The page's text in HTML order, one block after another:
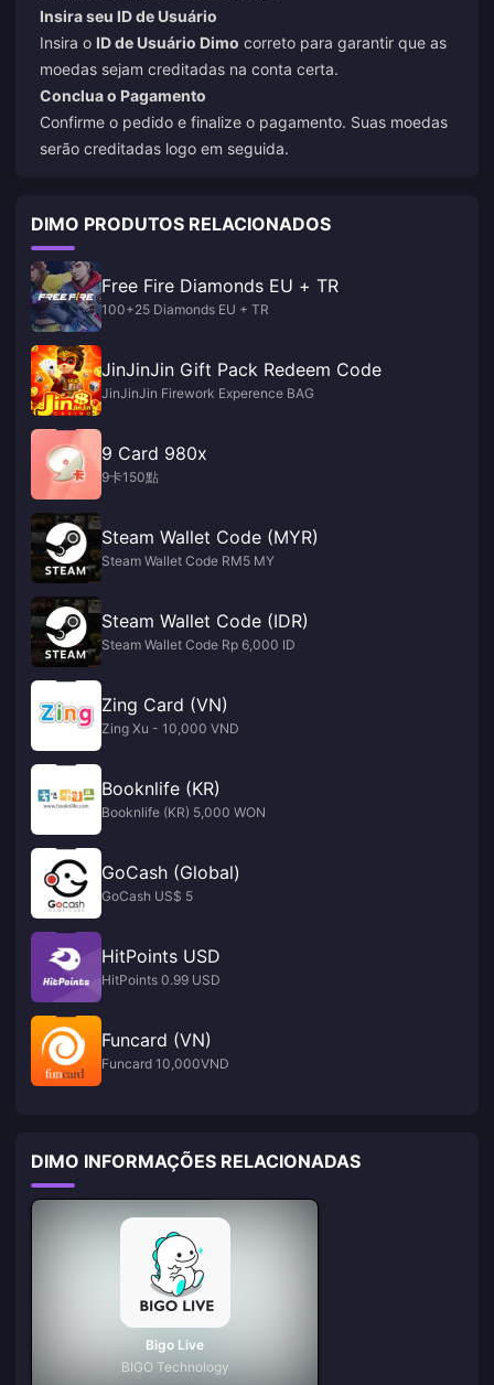
Insira seu ID de Usuário
Insira o ID de Usuário Dimo correto para garantir que as
moedas sejam creditadas na conta certa.
Conclua o Pagamento
Confirme o pedido e finalize o pagamento. Suas moedas
serão creditadas logo em seguida.
DIMO PRODUTOS RELACIONADOS
Free Fire Diamonds EU + TR
100+25 Diamonds EU + TR
JinJinJin Gift Pack Redeem Code
JinJinJin Firework Experence BAG
9 Card 980x
9卡150點
Steam Wallet Code (MYR)
Steam Wallet Code RM5 MY
Steam Wallet Code (IDR)
Steam Wallet Code Rp 6,000 ID
Zing Card (VN)
Zing Xu - 10,000 VND
Booknlife (KR)
Booknlife (KR) 5,000 WON
GoCash (Global)
GoCash US$ 5
HitPoints USD
HitPoints 0.99 USD
Funcard (VN)
Funcard 10,000VND
DIMO INFORMAÇÕES RELACIONADAS
Bigo Live
BIGO Technology